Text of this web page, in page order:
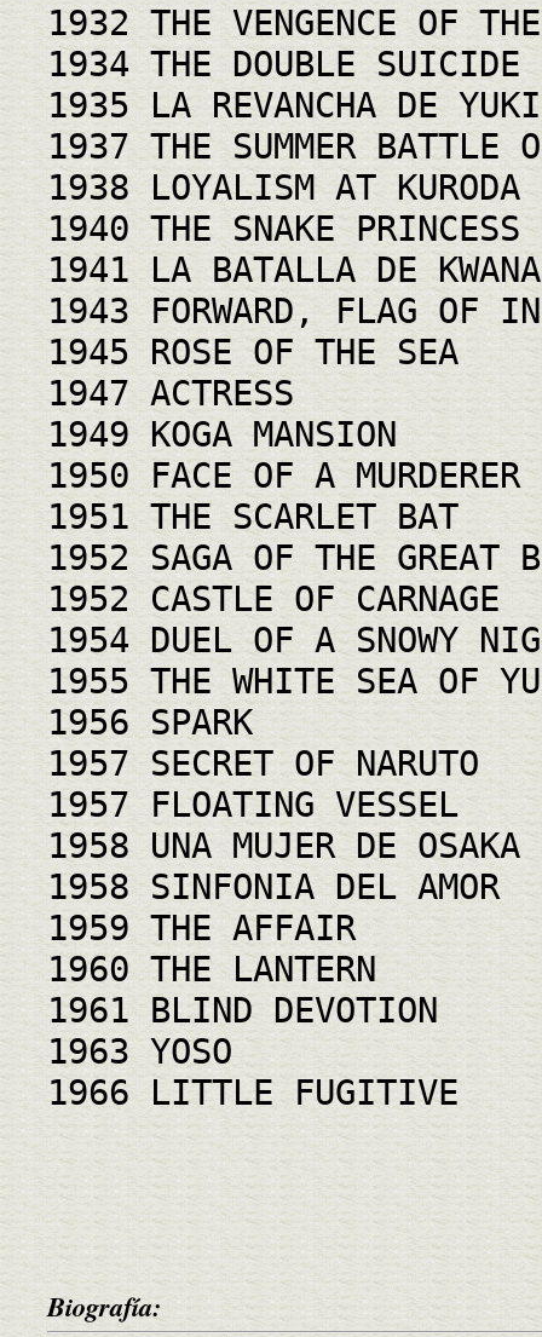
1932 THE VENGENCE OF
1934 THE DOUBLE SUICIDE
1935 LA REVANCHA DE
1937 THE SUMMER BATTLE
1938 LOYALISM AT KURODA
1940 THE SNAKE PRINCESS
1941 LA BATALLA DE
1943 FORWARD, FLAG OF
1945 ROSE OF THE SEA
1947 ACTRESS
1949 KOGA MANSION
1950 FACE OF A MURDERER
1951 THE SCARLET BAT
1952 SAGA OF THE GREAT
1952 CASTLE OF CARNAGE
1954 DUEL OF A SNOWY
1955 THE WHITE SEA OF
1956 SPARK
1957 SECRET OF NARUTO
1957 FLOATING VESSEL
1958 UNA MUJER DE OSAKA
1958 SINFONIA DEL AMOR
1959 THE AFFAIR
1960 THE LANTERN
1961 BLIND DEVOTION
1963 YOSO
1966 LITTLE FUGITIVE
Biografía: